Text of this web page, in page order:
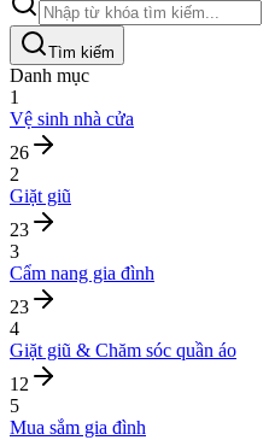
Tìm kiếm
Danh mục
1
Vệ sinh nhà cửa
26
2
Giặt giũ
23
3
Cẩm nang gia đình
23
4
Giặt giũ & Chăm sóc quần áo
12
5
Mua sắm gia đình